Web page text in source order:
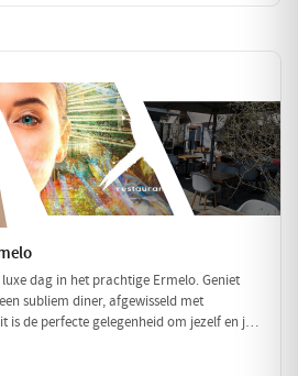
dag in het prachtige Ermelo. Geniet
subliem diner, afgewisseld met
is de perfecte gelegenheid om jezelf en je